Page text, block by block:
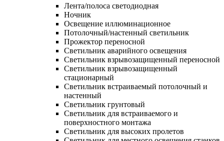
Лента/полоса светодиодная
Ночник
Освещение иллюминационное
Потолочный/настенный светильник
Прожектор переносной
Светильник аварийного освещения
Светильник взрывозащищенный переносной
Светильник взрывозащищенный
стационарный
Светильник встраиваемый потолочный и
настенный
Светильник грунтовый
Светильник для встраиваемого и
поверхностного монтажа
Светильник для высоких пролетов